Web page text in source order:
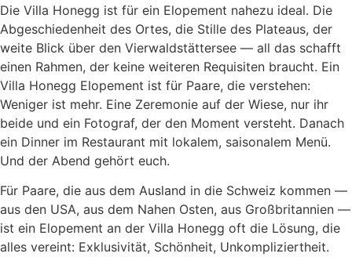
Die Villa Honegg ist für ein Elopement nahezu ideal. Die
Abgeschiedenheit des Ortes, die Stille des Plateaus, der
weite Blick über den Vierwaldstättersee — all das schafft
einen Rahmen, der keine weiteren Requisiten braucht. Ein
Villa Honegg Elopement ist für Paare, die verstehen:
Weniger ist mehr. Eine Zeremonie auf der Wiese, nur ihr
beide und ein Fotograf, der den Moment versteht. Danach
ein Dinner im Restaurant mit lokalem, saisonalem Menü.
Und der Abend gehört euch.
Für Paare, die aus dem Ausland in die Schweiz kommen —
aus den USA, aus dem Nahen Osten, aus Großbritannien —
ist ein Elopement an der Villa Honegg oft die Lösung, die
alles vereint: Exklusivität, Schönheit, Unkompliziertheit.